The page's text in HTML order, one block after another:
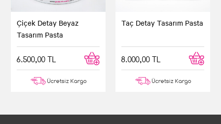
Çiçek Detay Beyaz
Tasarım Pasta
6.500,00 TL
Ücretsiz Kargo
Taç Detay Tasarım Pasta
8.000,00 TL
Ücretsiz Kargo